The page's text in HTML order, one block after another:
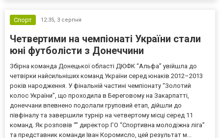
Спорт 12:35, 3 серпня
Четвертими на чемпіонаті України стали
юні футболісти з Донеччини
Збірна команда Донецької області ДЮФК “Альфа” увійшла до
четвірки найсильніших команд України серед юнаків 2012–2013
років народження. У фінальній частині чемпіонату “Золотий
колос України”, що проходила в Береговому на Закарпатті,
донеччани впевнено подолали груповий етап, дійшли до
півфіналу та завершили турнір на четвертому місці серед 11
команд. Як розповів “” директор ГО “Спортивна молодіжна ліга”
та представник команди Іван Коромисло, цей результат м...